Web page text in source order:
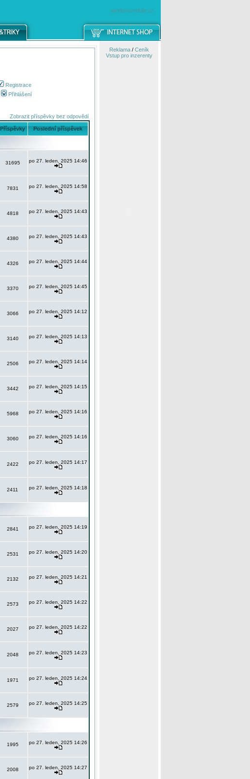
windowsmobile.cz
Registrace
Přihlášení
Zobrazit příspěvky bez odpovědí
Příspěvky Poslední příspěvek
31695 po 27. leden, 2025 14:46
7831 po 27. leden, 2025 14:58
4818 po 27. leden, 2025 14:43
4380 po 27. leden, 2025 14:43
4326 po 27. leden, 2025 14:44
3370 po 27. leden, 2025 14:45
3066 po 27. leden, 2025 14:12
3140 po 27. leden, 2025 14:13
2506 po 27. leden, 2025 14:14
3442 po 27. leden, 2025 14:15
5968 po 27. leden, 2025 14:16
3060 po 27. leden, 2025 14:16
2422 po 27. leden, 2025 14:17
2411 po 27. leden, 2025 14:18
2841 po 27. leden, 2025 14:19
2531 po 27. leden, 2025 14:20
2132 po 27. leden, 2025 14:21
2573 po 27. leden, 2025 14:22
2027 po 27. leden, 2025 14:22
2048 po 27. leden, 2025 14:23
1971 po 27. leden, 2025 14:24
2579 po 27. leden, 2025 14:25
1995 po 27. leden, 2025 14:26
2008 po 27. leden, 2025 14:27
Reklama/ Ceník
Vstup pro inzerenty